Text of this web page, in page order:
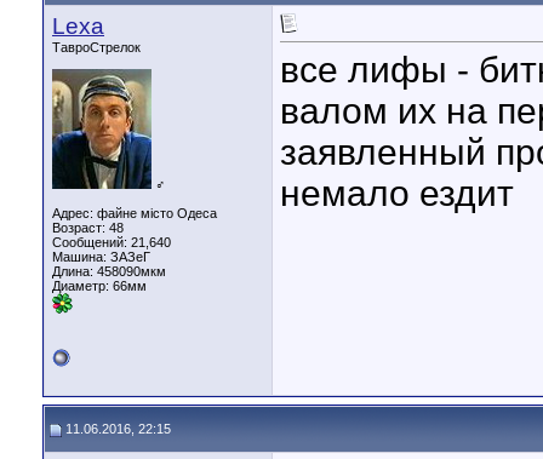
Lexa
ТавроСтрелок
♂
Адрес: файне місто Одеса
Возраст: 48
Сообщений: 21,640
Машина: ЗАЗеГ
Длина: 458090мкм
Диаметр: 66мм
все лифы -
валом их на
заявленный
немало ездит
11.06.2016, 22:15